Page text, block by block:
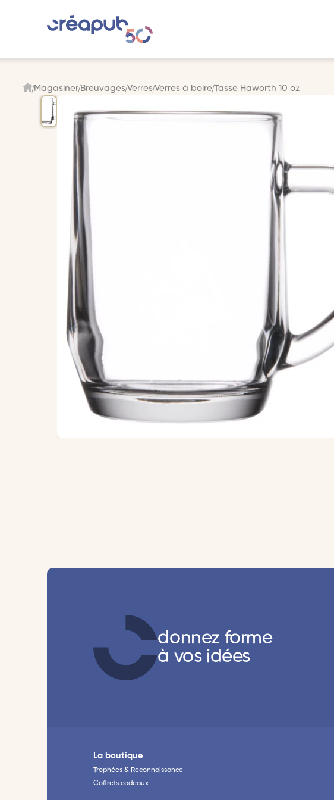
Magasiner Breuvages Verres Verres à boire Tasse Haworth 10 oz
donnez forme
à vos idées
La boutique
Trophées & Reconnaissance
Coffrets cadeaux